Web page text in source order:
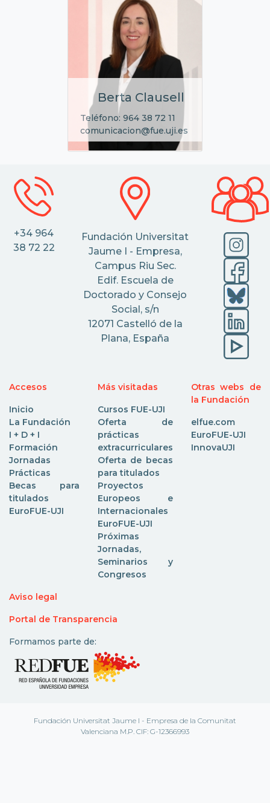
Berta Clausell
Teléfono: 964 38 72 11
comunicacion@fue.uji.es
+34 964
38 72 22
Fundación Universitat
Jaume I - Empresa,
Campus Riu Sec.
Edif. Escuela de
Doctorado y Consejo
Social, s/n
12071 Castelló de la
Plana, España
Accesos
Inicio
La Fundación
I + D + I
Formación
Jornadas
Prácticas
Becas para
titulados
EuroFUE-UJI
Más visitadas
Cursos FUE-UJI
Oferta de
prácticas
extracurriculares
Oferta de becas
para titulados
Proyectos
Europeos e
Internacionales
EuroFUE-UJI
Próximas
Jornadas,
Seminarios y
Congresos
Otras webs de
la Fundación
elfue.com
EuroFUE-UJI
InnovaUJI
Aviso legal
Portal de Transparencia
Formamos parte de:
Fundación Universitat Jaume I - Empresa de la Comunitat
Valenciana M.P. CIF: G-12366993